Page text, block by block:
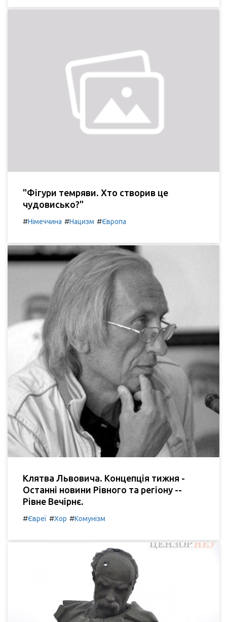
"Фігури темряви. Хто створив це
чудовисько?"
#Німеччина #Нацизм #Європа
Клятва Львовича. Концепція тижня -
Останні новини Рівного та регіону --
Рівне Вечірнє.
#Євреї #Хор #Комунізм